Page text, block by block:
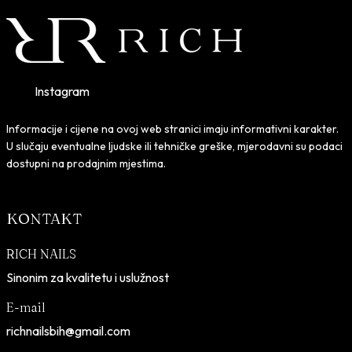
Instagram
Informacije i cijene na ovoj web stranici imaju informativni karakter.
U slučaju eventualne ljudske ili tehničke greške, mjerodavni su podaci
dostupni na prodajnim mjestima.
KONTAKT
RICH NAILS
Sinonim za kvalitetu i uslužnost
E-mail
richnailsbih@gmail.com